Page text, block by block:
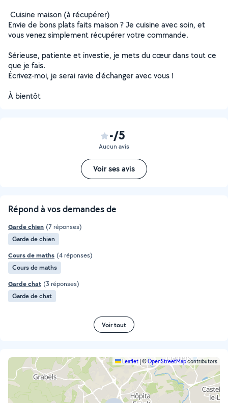
️ Cuisine maison (à récupérer)
Envie de bons plats faits maison ? Je cuisine avec soin, et
vous venez simplement récupérer votre commande.
Sérieuse, patiente et investie, je mets du cœur dans tout ce
que je fais.
Écrivez-moi, je serai ravie d'échanger avec vous !
À bientôt
-/5
Aucun avis
Voir ses avis
Répond à vos demandes de
Garde chien (7 réponses)
Garde de chien
Cours de maths (4 réponses)
Cours de maths
Garde chat (3 réponses)
Garde de chat
Voir tout
Leaflet ©OpenStreetMapcontributors